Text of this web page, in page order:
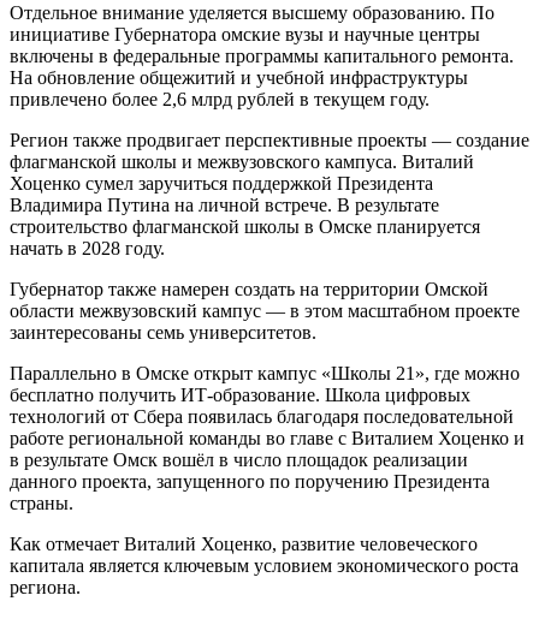
Отдельное внимание уделяется высшему образованию. По
инициативе Губернатора омские вузы и научные центры
включены в федеральные программы капитального ремонта.
На обновление общежитий и учебной инфраструктуры
привлечено более 2,6 млрд рублей в текущем году.
Регион также продвигает перспективные проекты — создание
флагманской школы и межвузовского кампуса. Виталий
Хоценко сумел заручиться поддержкой Президента
Владимира Путина на личной встрече. В результате
строительство флагманской школы в Омске планируется
начать в 2028 году.
Губернатор также намерен создать на территории Омской
области межвузовский кампус — в этом масштабном проекте
заинтересованы семь университетов.
Параллельно в Омске открыт кампус «Школы 21», где можно
бесплатно получить ИТ-образование. Школа цифровых
технологий от Сбера появилась благодаря последовательной
работе региональной команды во главе с Виталием Хоценко и
в результате Омск вошёл в число площадок реализации
данного проекта, запущенного по поручению Президента
страны.
Как отмечает Виталий Хоценко, развитие человеческого
капитала является ключевым условием экономического роста
региона.